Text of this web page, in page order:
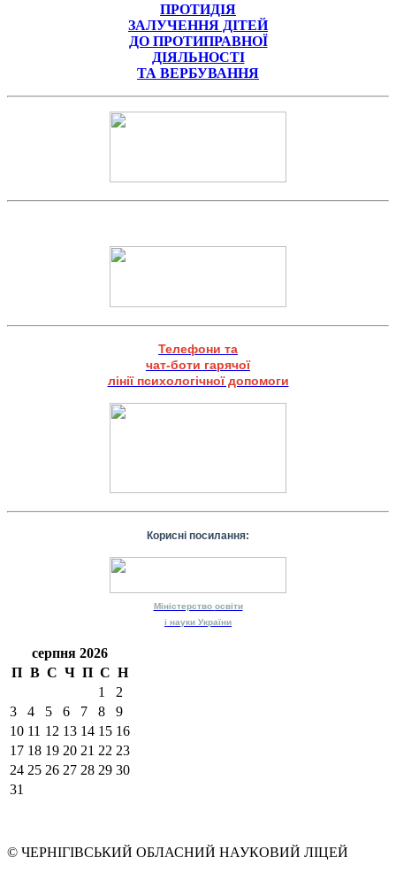
ПРОТИДІЯ
ЗАЛУЧЕННЯ ДІТЕЙ
ДО ПРОТИПРАВНОЇ
ДІЯЛЬНОСТІ
ТА ВЕРБУВАННЯ
Телефони та
чат-боти гарячої
лінії психологічної допомоги
Корисні посилання:
Міністерство освіти
і науки України
серпня 2026
П В С Ч П С Н
1
2
3
4 5 6 7 8
9
10 11 12 13 14 15 16
17 18 19 20 21 22 23
24 25 26 27 28 29 30
31
© ЧЕРНІГІВСЬКИЙ ОБЛАСНИЙ НАУКОВИЙ ЛІЦЕЙ